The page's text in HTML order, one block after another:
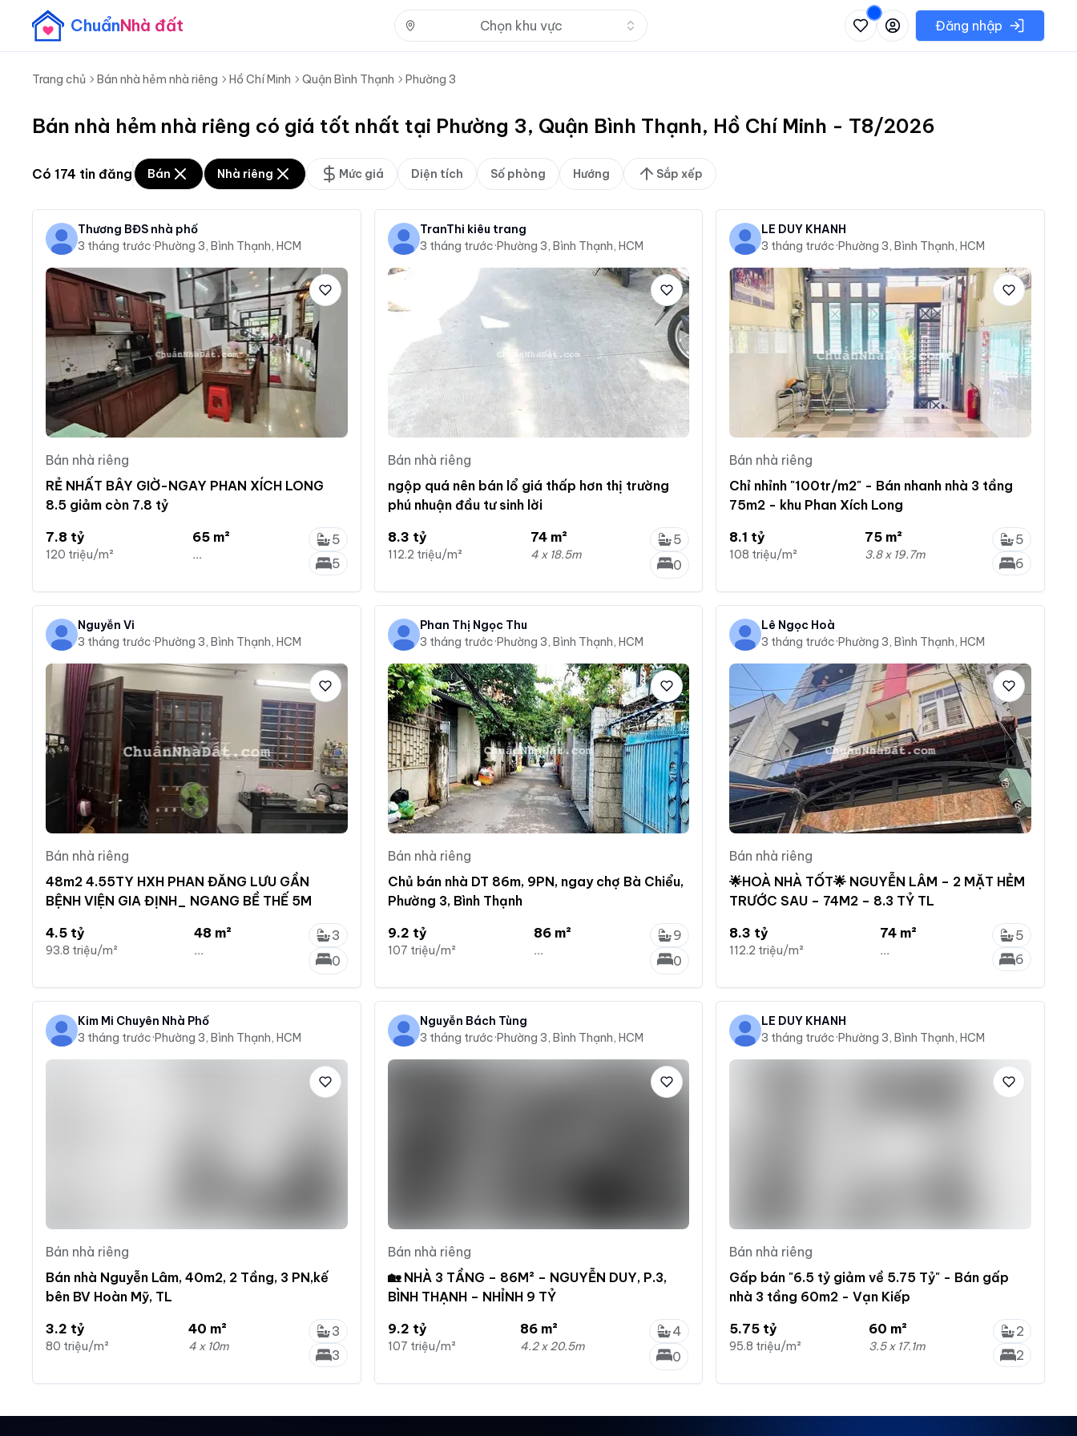
ChuẩnNhà đất Chọn khu vực Nhấn để mở danh sách các khu vực có thể chọnĐăng nhập
Trang chủ Bán nhà hẻm nhà riêng Hồ Chí Minh Quận Bình Thạnh Phường 3
Bán nhà hẻm nhà riêng có giá tốt nhất tại Phường 3, Quận Bình Thạnh, Hồ Chí Minh - T8/2026
Có 174 tin đăng Bán Nhà riêng Mức giá Diện tích Số phòng Hướng Sắp xếp
Thương BĐS nhà phố
3 tháng trước·Phường 3, Bình Thạnh, HCM
Bán nhà riêng
RẺ NHẤT BÂY GIỜ-NGAY PHAN XÍCH LONG
8.5 giảm còn 7.8 tỷ
7.8 tỷ
120 triệu/m²
65 m²
...
5
5
TranThi kiêu trang
3 tháng trước·Phường 3, Bình Thạnh, HCM
Bán nhà riêng
ngộp quá nên bán lổ giá thấp hơn thị trường
phú nhuận đầu tư sinh lời
8.3 tỷ
112.2 triệu/m²
74 m²
4 x 18.5m
5
0
LÊ DUY KHÁNH
3 tháng trước·Phường 3, Bình Thạnh, HCM
Bán nhà riêng
Chỉ nhỉnh "100tr/m2" - Bán nhanh nhà 3 tầng
75m2 - khu Phan Xích Long
8.1 tỷ
108 triệu/m²
75 m²
3.8 x 19.7m
5
6
Nguyễn Vi
3 tháng trước·Phường 3, Bình Thạnh, HCM
Bán nhà riêng
48m2 4.55TY HXH PHAN ĐĂNG LƯU GẦN
BỆNH VIỆN GIA ĐỊNH_ NGANG BỀ THẾ 5M
4.5 tỷ
93.8 triệu/m²
48 m²
...
3
0
Phan Thị Ngọc Thu
3 tháng trước·Phường 3, Bình Thạnh, HCM
Bán nhà riêng
Chủ bán nhà DT 86m, 9PN, ngay chợ Bà Chiểu,
Phường 3, Bình Thạnh
9.2 tỷ
107 triệu/m²
86 m²
...
9
0
Lê Ngọc Hoà
3 tháng trước·Phường 3, Bình Thạnh, HCM
Bán nhà riêng
🌟HOÀ NHÀ TỐT🌟 NGUYỄN LÂM – 2 MẶT HẺM
TRƯỚC SAU – 74M2 – 8.3 TỶ TL
8.3 tỷ
112.2 triệu/m²
74 m²
...
5
6
Kim Mi Chuyên Nhà Phố
3 tháng trước·Phường 3, Bình Thạnh, HCM
Bán nhà riêng
Bán nhà Nguyễn Lâm, 40m2, 2 Tầng, 3 PN,kế
bên BV Hoàn Mỹ, TL
3.2 tỷ
80 triệu/m²
40 m²
4 x 10m
3
3
Nguyễn Bách Tùng
3 tháng trước·Phường 3, Bình Thạnh, HCM
Bán nhà riêng
🏡 NHÀ 3 TẦNG – 86M² – NGUYỄN DUY, P.3,
BÌNH THẠNH – NHỈNH 9 TỶ
9.2 tỷ
107 triệu/m²
86 m²
4.2 x 20.5m
4
0
LÊ DUY KHÁNH
3 tháng trước·Phường 3, Bình Thạnh, HCM
Bán nhà riêng
Gấp bán "6.5 tỷ giảm về 5.75 Tỷ" - Bán gấp
nhà 3 tầng 60m2 - Vạn Kiếp
5.75 tỷ
95.8 triệu/m²
60 m²
3.5 x 17.1m
2
2